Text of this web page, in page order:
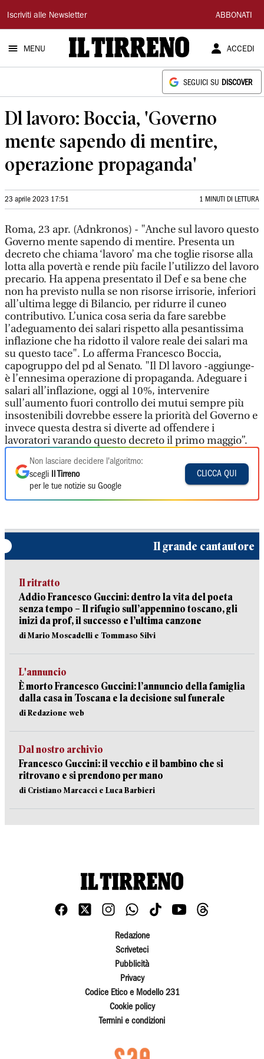
Il
Tirreno
Iscriviti alle Newsletter ABBONATI
MENU ACCEDI
SEGUICI SU DISCOVER
Dl lavoro: Boccia, 'Governo
mente sapendo di mentire,
operazione propaganda'
23 aprile 2023 17:51 1 MINUTI DI LETTURA
Roma, 23 apr. (Adnkronos) - "Anche sul lavoro questo
Governo mente sapendo di mentire. Presenta un
decreto che chiama ‘lavoro’ ma che toglie risorse alla
lotta alla povertà e rende più facile l’utilizzo del lavoro
precario. Ha appena presentato il Def e sa bene che
non ha previsto nulla se non risorse irrisorie, inferiori
all’ultima legge di Bilancio, per ridurre il cuneo
contributivo. L’unica cosa seria da fare sarebbe
l’adeguamento dei salari rispetto alla pesantissima
inflazione che ha ridotto il valore reale dei salari ma
su questo tace". Lo afferma Francesco Boccia,
capogruppo del pd al Senato. "Il Dl lavoro -aggiunge-
è l’ennesima operazione di propaganda. Adeguare i
salari all’inflazione, oggi al 10%, intervenire
sull’aumento fuori controllo dei mutui sempre più
insostenibili dovrebbe essere la priorità del Governo e
invece questa destra si diverte ad offendere i
lavoratori varando questo decreto il primo maggio”.
Non lasciare decidere l'algoritmo:
scegli
Il Tirreno
per le tue notizie su Google
CLICCA QUI
Il grande cantautore
Il ritratto
Addio Francesco Guccini: dentro la vita del poeta
senza tempo – Il rifugio sull’appennino toscano, gli
inizi da prof, il successo e l’ultima canzone
di Mario Moscadelli e Tommaso Silvi
L'annuncio
È morto Francesco Guccini: l’annuncio della famiglia
dalla casa in Toscana e la decisione sul funerale
di Redazione web
Dal nostro archivio
Francesco Guccini: il vecchio e il bambino che si
ritrovano e si prendono per mano
di Cristiano Marcacci e Luca Barbieri
Redazione
Scriveteci
Pubblicità
Privacy
Codice Etico e Modello 231
Cookie policy
Termini e condizioni